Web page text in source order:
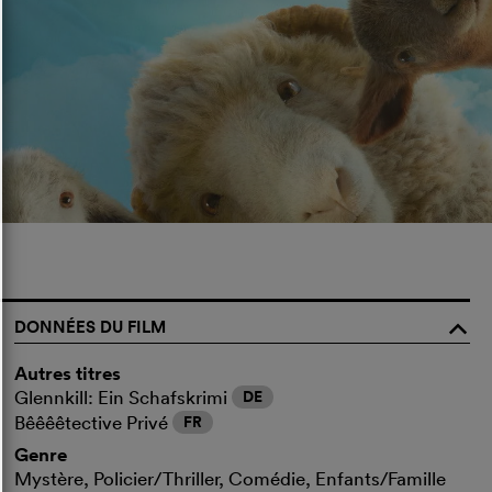
DONNÉES DU FILM
o
Autres titres
Glennkill: Ein Schafskrimi DE
Bêêêêtective Privé FR
Genre
Mystère, Policier/Thriller, Comédie, Enfants/Famille